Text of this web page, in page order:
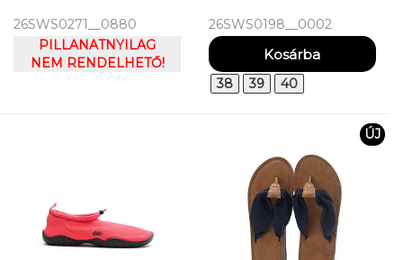
26SWS0271__0880
PILLANATNYILAG
NEM RENDELHETŐ!
26SWS0198__0002
38 39 40
ÚJ